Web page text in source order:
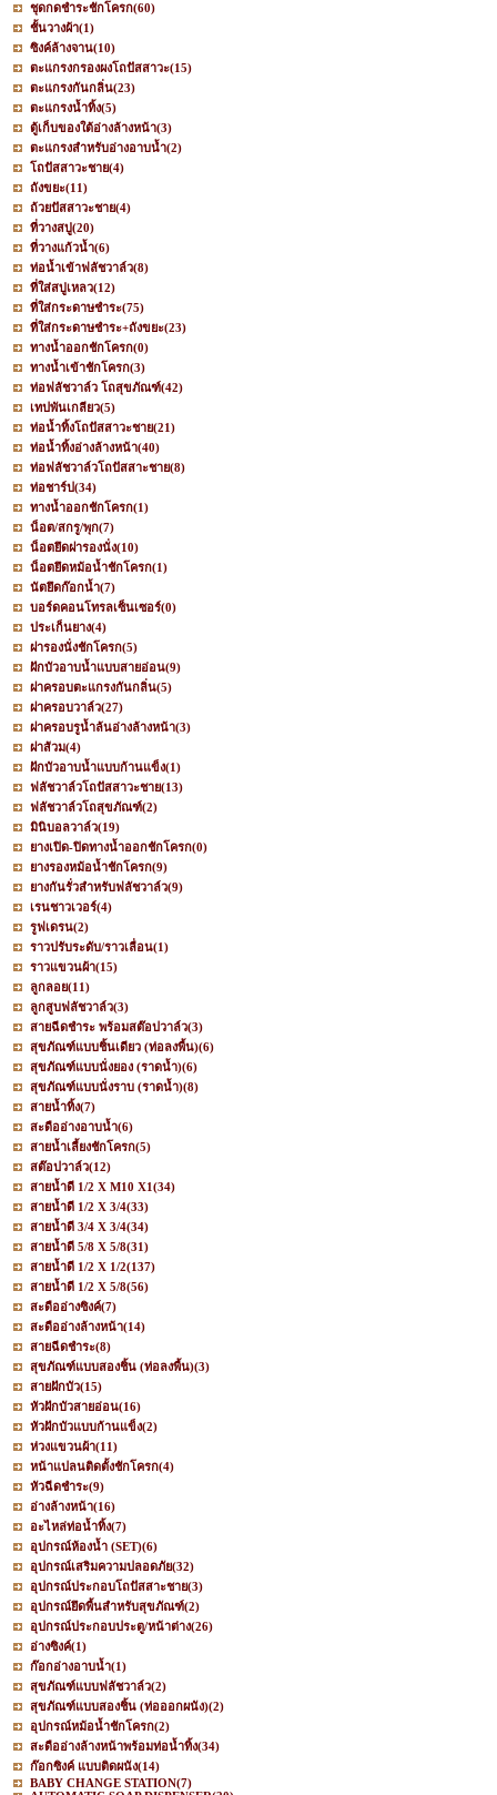
ชุดกดชำระชักโครก(60)
ชั้นวางผ้า(1)
ซิงค์ล้างจาน(10)
ตะแกรงกรองผงโถปัสสาวะ(15)
ตะแกรงกันกลิ่น(23)
ตะแกรงน้ำทิ้ง(5)
ตู้เก็บของใต้อ่างล้างหน้า(3)
ตะแกรงสำหรับอ่างอาบน้ำ(2)
โถปัสสาวะชาย(4)
ถังขยะ(11)
ถ้วยปัสสาวะชาย(4)
ที่วางสบู่(20)
ที่วางแก้วน้ำ(6)
ท่อน้ำเข้าฟลัชวาล์ว(8)
ที่ใส่สบู่เหลว(12)
ที่ใส่กระดาษชำระ(75)
ที่ใส่กระดาษชำระ+ถังขยะ(23)
ทางน้ำออกชักโครก(0)
ทางน้ำเข้าชักโครก(3)
ท่อฟลัชวาล์ว โถสุขภัณฑ์(42)
เทปพันเกลียว(5)
ท่อน้ำทิ้งโถปัสสาวะชาย(21)
ท่อน้ำทิ้งอ่างล้างหน้า(40)
ท่อฟลัชวาล์วโถปัสสาะชาย(8)
ท่อชาร์ป(34)
ทางน้ำออกชักโครก(1)
น็อต/สกรู/พุก(7)
น็อตยึดฝารองนั่ง(10)
น็อตยึดหม้อน้ำชักโครก(1)
นัตยึดก๊อกน้ำ(7)
บอร์ดคอนโทรลเซ็นเซอร์(0)
ประเก็นยาง(4)
ฝารองนั่งชักโครก(5)
ฝักบัวอาบน้ำแบบสายอ่อน(9)
ฝาครอบตะแกรงกันกลิ่น(5)
ฝาครอบวาล์ว(27)
ฝาครอบรูน้ำล้นอ่างล้างหน้า(3)
ฝาส้วม(4)
ฝักบัวอาบน้ำแบบก้านแข็ง(1)
ฟลัชวาล์วโถปัสสาวะชาย(13)
ฟลัชวาล์วโถสุขภัณฑ์(2)
มินิบอลวาล์ว(19)
ยางเปิด-ปิดทางน้ำออกชักโครก(0)
ยางรองหม้อน้ำชักโครก(9)
ยางกันรั่วสำหรับฟลัชวาล์ว(9)
เรนชาวเวอร์(4)
รูฟเดรน(2)
ราวปรับระดับ/ราวเลื่อน(1)
ราวแขวนผ้า(15)
ลูกลอย(11)
ลูกสูบฟลัชวาล์ว(3)
สายฉีดชำระ พร้อมสต๊อปวาล์ว(3)
สุขภัณฑ์แบบชิ้นเดียว (ท่อลงพื้น)(6)
สุขภัณฑ์แบบนั่งยอง (ราดน้ำ)(6)
สุขภัณฑ์แบบนั่งราบ (ราดน้ำ)(8)
สายน้ำทิ้ง(7)
สะดืออ่างอาบน้ำ(6)
สายน้ำเลี้ยงชักโครก(5)
สต๊อปวาล์ว(12)
สายน้ำดี 1/2 X M10 X1(34)
สายน้ำดี 1/2 X 3/4(33)
สายน้ำดี 3/4 X 3/4(34)
สายน้ำดี 5/8 X 5/8(31)
สายน้ำดี 1/2 X 1/2(137)
สายน้ำดี 1/2 X 5/8(56)
สะดืออ่างซิงค์(7)
สะดืออ่างล้างหน้า(14)
สายฉีดชำระ(8)
สุขภัณฑ์แบบสองชิ้น (ท่อลงพื้น)(3)
สายฝักบัว(15)
หัวฝักบัวสายอ่อน(16)
หัวฝักบัวแบบก้านแข็ง(2)
ห่วงแขวนผ้า(11)
หน้าแปลนติดตั้งชักโครก(4)
หัวฉีดชำระ(9)
อ่างล้างหน้า(16)
อะไหล่ท่อน้ำทิ้ง(7)
อุปกรณ์ห้องน้ำ (SET)(6)
อุปกรณ์เสริมความปลอดภัย(32)
อุปกรณ์ประกอบโถปัสสาะชาย(3)
อุปกรณ์ยึดพื้นสำหรับสุขภัณฑ์(2)
อุปกรณ์ประกอบประตู/หน้าต่าง(26)
อ่างซิงค์(1)
ก๊อกอ่างอาบน้ำ(1)
สุขภัณฑ์แบบฟลัชวาล์ว(2)
สุขภัณฑ์แบบสองชิ้น (ท่อออกผนัง)(2)
อุปกรณ์หม้อน้ำชักโครก(2)
สะดืออ่างล้างหน้าพร้อมท่อน้ำทิ้ง(34)
ก๊อกซิงค์ แบบติดผนัง(14)
BABY CHANGE STATION(7)